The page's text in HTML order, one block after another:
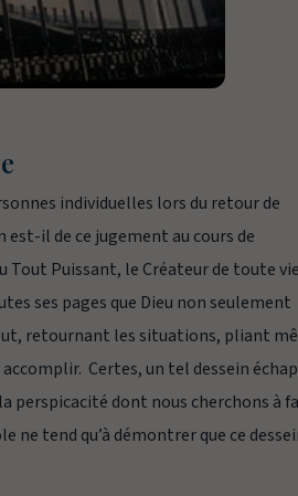
individuelles lors du retour de
est-il de ce jugement au cours de
Tout Puissant, le Créateur de toute
ses pages que Dieu non seulement
retournant les situations, pliant
Certes, un tel dessein
perspicacité dont nous cherchons à
ne tend qu’à démontrer que ce